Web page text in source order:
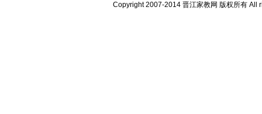
Copyright 2007-2014 晋江家教网 版权所有